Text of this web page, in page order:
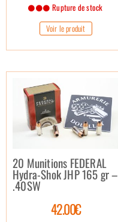
Rupture de stock
Voir le produit
20 Munitions FEDERAL
Hydra-Shok JHP 165 gr –
.40SW
42.00€